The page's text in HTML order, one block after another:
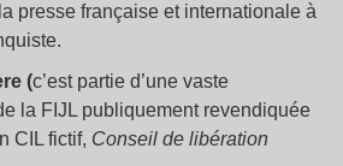
presse française et internationale à
(c’est partie d’une vaste
la FIJL publiquement revendiquée
CIL fictif, Conseil de libération